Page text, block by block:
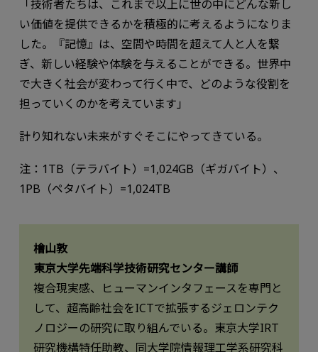
「技術者たちは、これまで以上に世の中にどんな新し
い価値を提供できるかを積極的に考えるようになりま
した。『記憶』は、空間や時間を超えて人と人を繋
ぎ、新しい経験や体験を与えることができる。世界中
で大きく社会が変わって行く中で、どのような役割を
担っていくのかを考えています」
計り知れない未来がすぐそこにやってきている。
注：1TB（テラバイト）=1,024GB（ギガバイト）、
1PB（ペタバイト）=1,024TB
檜山敦
東京大学先端科学技術研究センター講師
複合現実感、ヒューマンインタフェースを専門と
して、超高齢社会をICTで拡張するジェロンテク
ノロジーの研究に取り組んでいる。東京大学IRT
研究機構特任助教、同大学院情報理工学系研究科